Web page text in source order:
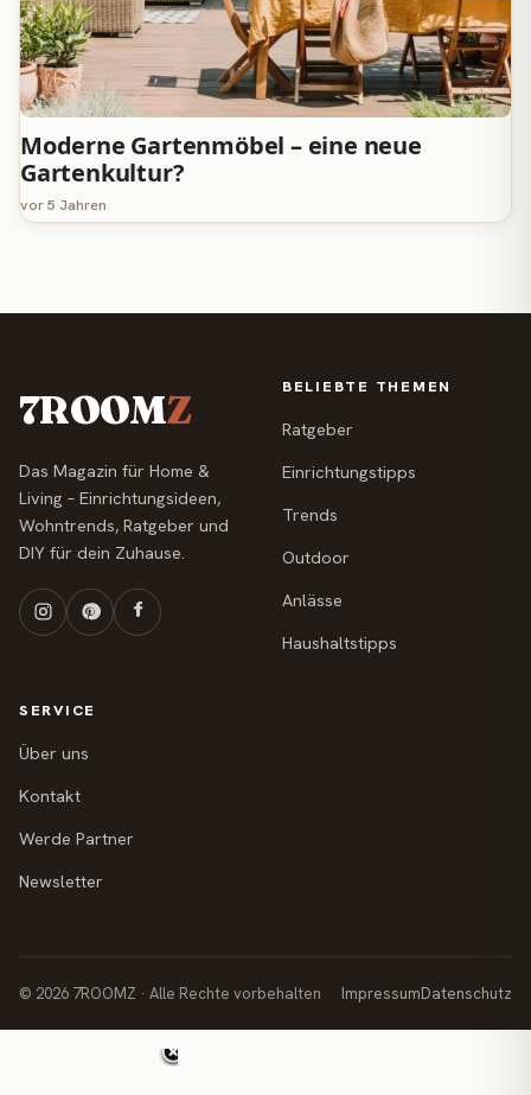
Moderne Gartenmöbel – eine neue
Gartenkultur?
vor 5 Jahren
7ROOMZ
Das Magazin für Home &
Living – Einrichtungsideen,
Wohntrends, Ratgeber und
DIY für dein Zuhause.
BELIEBTE THEMEN
Ratgeber
Einrichtungstipps
Trends
Outdoor
Anlässe
Haushaltstipps
SERVICE
Über uns
Kontakt
Werde Partner
Newsletter
© 2026 7ROOMZ · Alle Rechte vorbehalten ImpressumDatenschutz